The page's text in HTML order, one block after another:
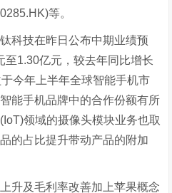
等。
技在昨日公布中期业绩预
至1.30亿元，较去年同比增长
今年上半年全球智能手机市
能手机品牌中的合作份额有所
领域的摄像头模块业务也取
的占比提升带动产品的附加
及毛利率改善加上苹果概念